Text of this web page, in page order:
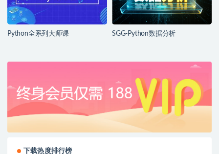
Python全系列大师课 SGG-Python数据分析
下载热度排行榜